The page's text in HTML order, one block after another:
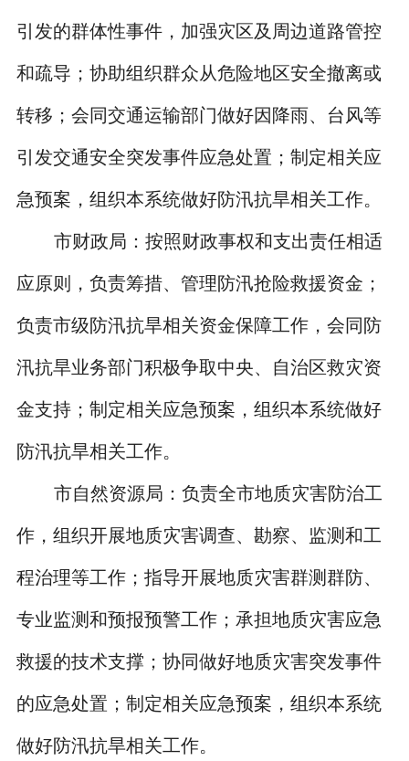
引发的群体性事件，加强灾区及周边道路管控
和疏导；协助组织群众从危险地区安全撤离或
转移；会同交通运输部门做好因降雨、台风等
引发交通安全突发事件应急处置；制定相关应
急预案，组织本系统做好防汛抗旱相关工作。
市财政局：按照财政事权和支出责任相适
应原则，负责筹措、管理防汛抢险救援资金；
负责市级防汛抗旱相关资金保障工作，会同防
汛抗旱业务部门积极争取中央、自治区救灾资
金支持；制定相关应急预案，组织本系统做好
防汛抗旱相关工作。
市自然资源局：负责全市地质灾害防治工
作，组织开展地质灾害调查、勘察、监测和工
程治理等工作；指导开展地质灾害群测群防、
专业监测和预报预警工作；承担地质灾害应急
救援的技术支撑；协同做好地质灾害突发事件
的应急处置；制定相关应急预案，组织本系统
做好防汛抗旱相关工作。